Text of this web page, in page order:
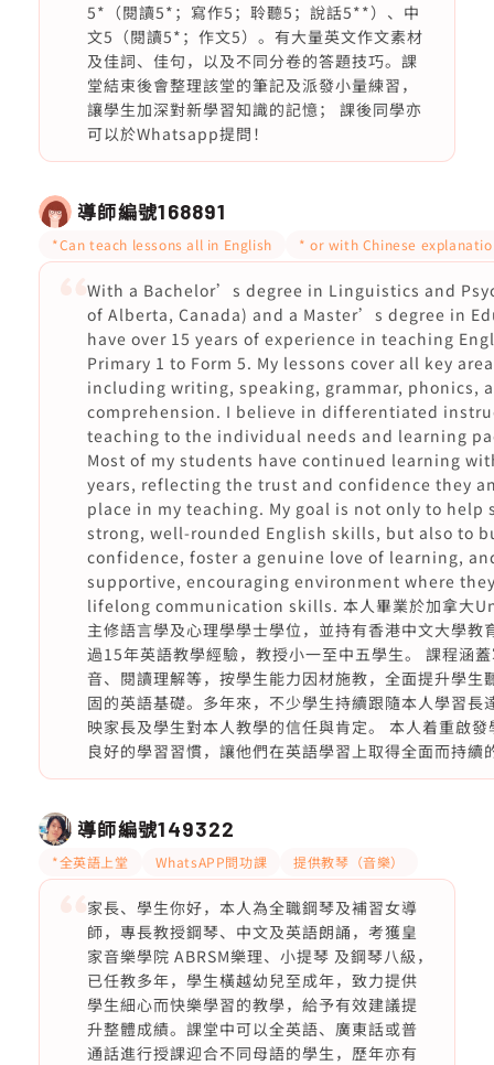
5*（閱讀5*；寫作5；聆聽5；說話5**）、中
文5（閱讀5*；作文5）。有大量英文作文素材
及佳詞、佳句，以及不同分卷的答題技巧。課
堂結束後會整理該堂的筆記及派發小量練習，
讓學生加深對新學習知識的記憶； 課後同學亦
可以於Whatsapp提問！
導師編號168891
*Can teach lessons all in English * or with Chinese
With a Bachelor’s degree in Linguistics and
of Alberta, Canada) and a Master’s degree in
have over 15 years of experience in teaching
Primary 1 to Form 5. My lessons cover all key
including writing, speaking, grammar, phonics,
comprehension. I believe in differentiated
teaching to the individual needs and learning
Most of my students have continued learning
years, reflecting the trust and confidence they
place in my teaching. My goal is not only to help
strong, well-rounded English skills, but also to
confidence, foster a genuine love of learning,
supportive, encouraging environment where
lifelong communication skills. 本人畢業於加拿大
主修語言學及心理學學士學位，並持有香港中文大學教
過15年英語教學經驗，教授小一至中五學生。 課程涵
音、閱讀理解等，按學生能力因材施教，全面提升學生
固的英語基礎。多年來，不少學生持續跟隨本人學習長
映家長及學生對本人教學的信任與肯定。 本人着重啟
良好的學習習慣，讓他們在英語學習上取得全面而持續
導師編號149322
*全英語上堂 WhatsAPP問功課 提供教琴（音樂）
家長、學生你好，本人為全職鋼琴及補習女導
師，專長教授鋼琴、中文及英語朗誦，考獲皇
家音樂學院 ABRSM樂理、小提琴 及鋼琴八級，
已任教多年，學生橫越幼兒至成年，致力提供
學生細心而快樂學習的教學，給予有效建議提
升整體成績。課堂中可以全英語、廣東話或普
通話進行授課迎合不同母語的學生，歷年亦有